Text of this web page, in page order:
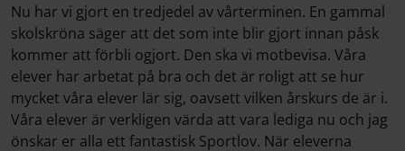
Nu har vi gjort en tredjedel av vårterminen. En gammal
skolskröna säger att det som inte blir gjort innan påsk
kommer att förbli ogjort. Den ska vi motbevisa. Våra
elever har arbetat på bra och det är roligt att se hur
mycket våra elever lär sig, oavsett vilken årskurs de är i.
Våra elever är verkligen värda att vara lediga nu och jag
önskar er alla ett fantastisk Sportlov. När eleverna